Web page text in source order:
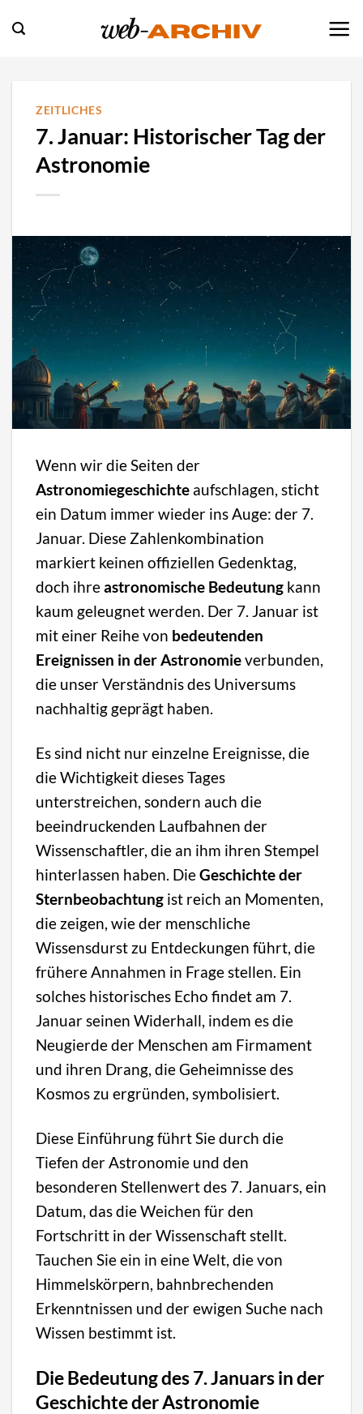
Inhalt
ZEITLICHES
7. Januar: Historischer Tag der
Astronomie
Wenn wir die Seiten der
Astronomiegeschichte aufschlagen, sticht
ein Datum immer wieder ins Auge: der 7.
Januar. Diese Zahlenkombination
markiert keinen offiziellen Gedenktag,
doch ihreastronomische Bedeutung kann
kaum geleugnet werden. Der 7. Januar ist
mit einer Reihe von bedeutenden
Ereignissen in der Astronomieverbunden,
die unser Verständnis des Universums
nachhaltig geprägt haben.
Es sind nicht nur einzelne Ereignisse, die
die Wichtigkeit dieses Tages
unterstreichen, sondern auch die
beeindruckenden Laufbahnen der
Wissenschaftler, die an ihm ihren Stempel
hinterlassen haben. DieGeschichte der
Sternbeobachtung ist reich an Momenten,
die zeigen, wie der menschliche
Wissensdurst zu Entdeckungen führt, die
frühere Annahmen in Frage stellen. Ein
solches historisches Echo findet am 7.
Januar seinen Widerhall, indem es die
Neugierde der Menschen am Firmament
und ihren Drang, die Geheimnisse des
Kosmos zu ergründen, symbolisiert.
Diese Einführung führt Sie durch die
Tiefen der Astronomie und den
besonderen Stellenwert des 7. Januars, ein
Datum, das die Weichen für den
Fortschritt in der Wissenschaft stellt.
Tauchen Sie ein in eine Welt, die von
Himmelskörpern, bahnbrechenden
Erkenntnissen und der ewigen Suche nach
Wissen bestimmt ist.
Die Bedeutung des 7. Januars in der
Geschichte der Astronomie